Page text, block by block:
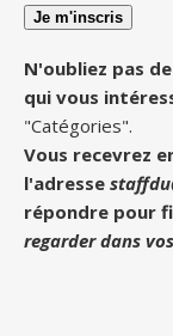
Je m'inscris
N'oubliez pas
qui vous
"Catégories".
Vous recevrez
l'adresse
répondre pour
regarder dans